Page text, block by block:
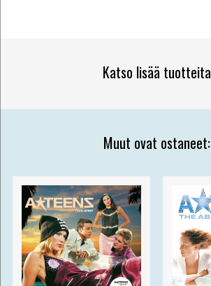
Katso lisää tuotteita
Muut ovat ostaneet: